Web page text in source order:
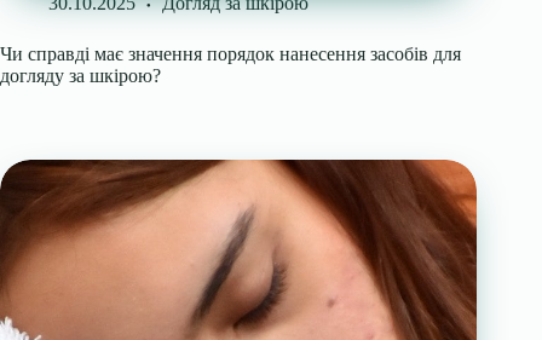
Чи справді має значення порядок нанесення засобів для
догляду за шкірою?